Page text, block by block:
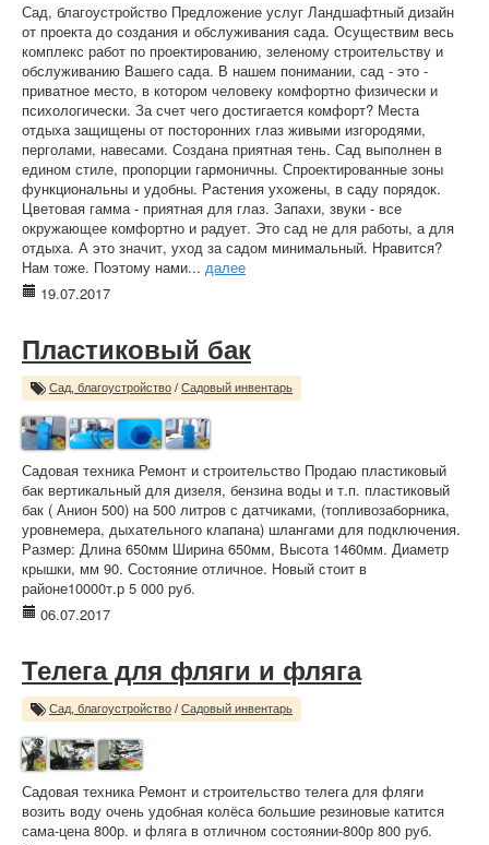
Сад, благоустройство Предложение услуг Ландшафтный дизайн
от проекта до создания и обслуживания сада. Осуществим весь
комплекс работ по проектированию, зеленому строительству и
обслуживанию Вашего сада. В нашем понимании, сад - это -
приватное место, в котором человеку комфортно физически и
психологически. За счет чего достигается комфорт? Места
отдыха защищены от посторонних глаз живыми изгородями,
перголами, навесами. Создана приятная тень. Сад выполнен в
едином стиле, пропорции гармоничны. Спроектированные зоны
функциональны и удобны. Растения ухожены, в саду порядок.
Цветовая гамма - приятная для глаз. Запахи, звуки - все
окружающее комфортно и радует. Это сад не для работы, а для
отдыха. А это значит, уход за садом минимальный. Нравится?
Нам тоже. Поэтому нами... далее
19.07.2017
Пластиковый бак
Сад, благоустройство / Садовый инвентарь
Садовая техника Ремонт и строительство Продаю пластиковый
бак вертикальный для дизеля, бензина воды и т.п. пластиковый
бак ( Анион 500) на 500 литров с датчиками, (топливозаборника,
уровнемера, дыхательного клапана) шлангами для подключения.
Размер: Длина 650мм Ширина 650мм, Высота 1460мм. Диаметр
крышки, мм 90. Состояние отличное. Новый стоит в
районе10000т.р 5 000 руб.
06.07.2017
Телега для фляги и фляга
Сад, благоустройство / Садовый инвентарь
Садовая техника Ремонт и строительство телега для фляги
возить воду очень удобная колёса большие резиновые катится
сама-цена 800р. и фляга в отличном состоянии-800р 800 руб.